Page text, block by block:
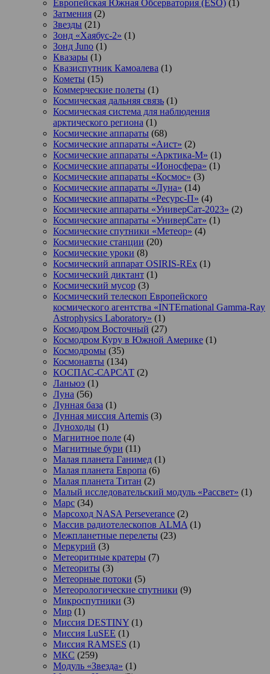
Европейская Южная Обсерватория (ESO) (1)
Затмения (2)
Звезды (21)
Зонд «Хаябус-2» (1)
Зонд Juno (1)
Квазары (1)
Квазиспутник Камоалева (1)
Кометы (15)
Коммерческие полеты (1)
Космическая дальняя связь (1)
Космическая система для наблюдения
арктического региона (1)
Космические аппараты (68)
Космические аппараты «Аист» (2)
Космические аппараты «Арктика-М» (1)
Космические аппараты «Ионосфера» (1)
Космические аппараты «Космос» (3)
Космические аппараты «Луна» (14)
Космические аппараты «Ресурс-П» (4)
Космические аппараты «УниверСат-2023» (2)
Космические аппараты «УниверСат» (1)
Космические спутники «Метеор» (4)
Космические станции (20)
Космические уроки (8)
Космический аппарат OSIRIS-REx (1)
Космический диктант (1)
Космический мусор (3)
Космический телескоп Европейского
космического агентства «INTErnational Gamma-Ray
Astrophysics Laboratory» (1)
Космодром Восточный (27)
Космодром Куру в Южной Америке (1)
Космодромы (35)
Космонавты (134)
КОСПАС-САРСАТ (2)
Ланьюэ (1)
Луна (56)
Лунная база (1)
Лунная миссия Artemis (3)
Луноходы (1)
Магнитное поле (4)
Магнитные бури (11)
Малая планета Ганимед (1)
Малая планета Европа (6)
Малая планета Титан (2)
Малый исследовательский модуль «Рассвет» (1)
Марс (34)
Марсоход NASA Perseverance (2)
Массив радиотелескопов ALMA (1)
Межпланетные перелеты (23)
Меркурий (3)
Метеоритные кратеры (7)
Метеориты (3)
Метеорные потоки (5)
Метеорологические спутники (9)
Микроспутники (3)
Мир (1)
Миссия DESTINY (1)
Миссия LuSEE (1)
Миссия RAMSES (1)
МКС (259)
Модуль «Звезда» (1)